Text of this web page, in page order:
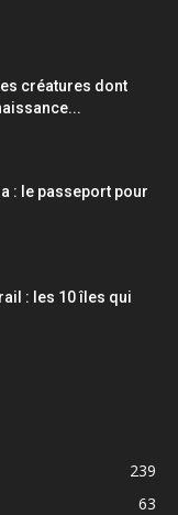
créatures dont
: le passeport pour
: les 10 îles qui
239
63